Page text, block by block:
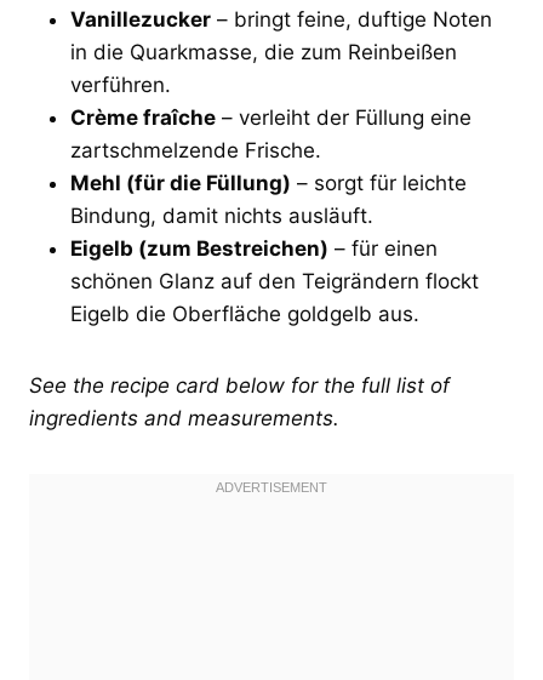
Vanillezucker – bringt feine, duftige Noten
in die Quarkmasse, die zum Reinbeißen
verführen.
Crème fraîche – verleiht der Füllung eine
zartschmelzende Frische.
Mehl (für die Füllung) – sorgt für leichte
Bindung, damit nichts ausläuft.
Eigelb (zum Bestreichen) – für einen
schönen Glanz auf den Teigrändern flockt
Eigelb die Oberfläche goldgelb aus.
See the recipe card below for the full list of
ingredients and measurements.